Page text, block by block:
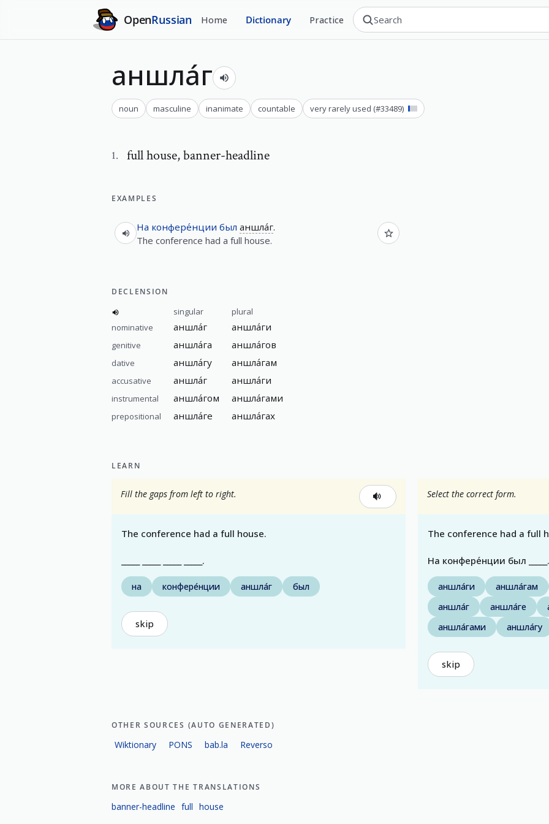
OpenRussian Home Dictionary Practice
аншла́г
noun masculine inanimate countable very rarely used (#33489)
1. full house,banner-headline
EXAMPLES
На конфере́нции был аншла́г.
The conference had a full house.
DECLENSION
singular
plural
nominative
аншла́г аншла́ги
genitive аншла́га аншла́гов
dative аншла́гу аншла́гам
accusative аншла́г аншла́ги
instrumental аншла́гом аншла́гами
prepositional аншла́ге аншла́гах
LEARN
Fill the gaps from left to right.
The conference had a full house.
_____ _____ _____ _____.
на конфере́нции аншла́г был
skip
Select the correct form.
The conference had a full
На конфере́нции был _____.
аншла́ги аншла́гам
аншла́г
аншла́ге
аншла́гами
аншла́гу
skip
OTHER SOURCES (AUTO GENERATED)
Wiktionary PONS bab.la Reverso
MORE ABOUT THE TRANSLATIONS
banner-headline full house